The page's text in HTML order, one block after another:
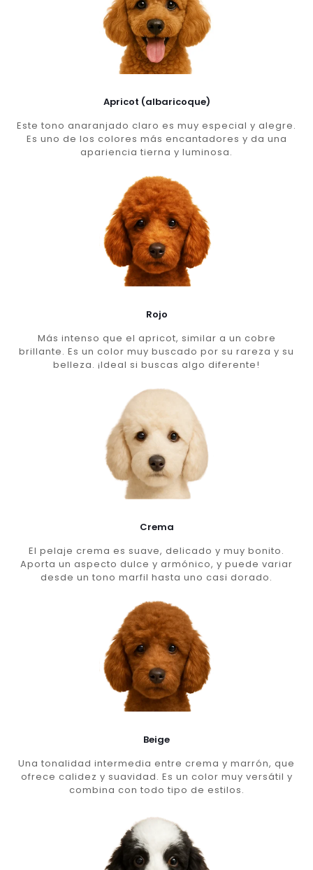
Apricot (albaricoque)
Este tono anaranjado claro es muy especial y alegre.
Es uno de los colores más encantadores y da una
apariencia tierna y luminosa.
Rojo
Más intenso que el apricot, similar a un cobre
brillante. Es un color muy buscado por su rareza y su
belleza. ¡Ideal si buscas algo diferente!
Crema
El pelaje crema es suave, delicado y muy bonito.
Aporta un aspecto dulce y armónico, y puede variar
desde un tono marfil hasta uno casi dorado.
Beige
Una tonalidad intermedia entre crema y marrón, que
ofrece calidez y suavidad. Es un color muy versátil y
combina con todo tipo de estilos.